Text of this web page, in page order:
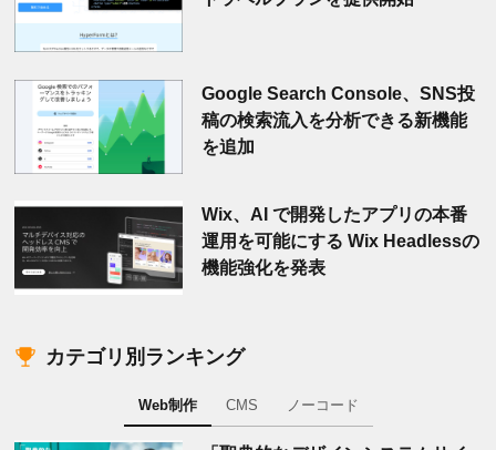
Google Search Console、SNS投
稿の検索流入を分析できる新機能
を追加
Wix、AI で開発したアプリの本番
運用を可能にする Wix Headlessの
機能強化を発表
カテゴリ別ランキング
Web制作 CMS ノーコード